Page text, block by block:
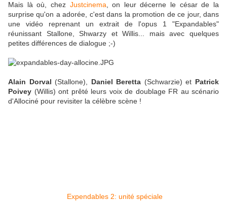
Mais là où, chez Justcinema , on leur décerne le césar de la
surprise qu'on a adorée, c'est dans la promotion de ce jour, dans
une vidéo reprenant un extrait de l'opus 1 "Expandables"
réunissant Stallone, Shwarzy et Willis... mais avec quelques
petites différences de dialogue ;-)
Alain Dorval (Stallone), Daniel Beretta (Schwarzie) et Patrick
Poivey (Willis) ont prêté leurs voix de doublage FR au scénario
d'Allociné pour revisiter la célèbre scène !
Expendables 2: unité spéciale